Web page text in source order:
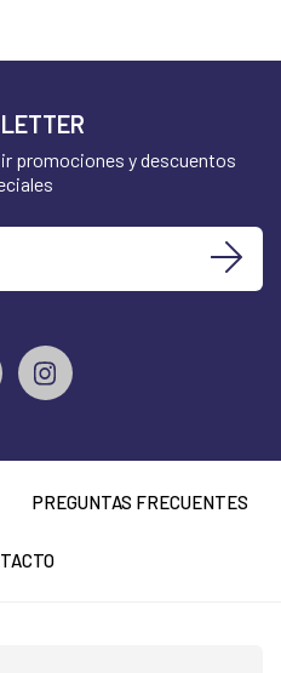
promociones y descuentos
PREGUNTAS FRECUENTES